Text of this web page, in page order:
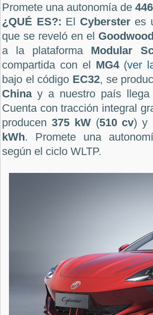
Promete una autonomía de 446
¿QUÉ ES?: El Cybersteres
que se reveló en el
a la plataforma Modular
compartida con el MG4(ver
bajo el código EC32, se
Chinay a nuestro país
Cuenta con tracción integral
producen 375 kW(510 cv) y
kWh. Promete una
según el ciclo WLTP.